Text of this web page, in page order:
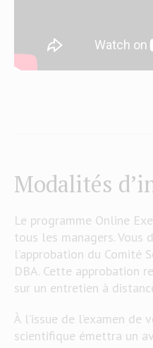
Modalités
Le programme Online
tous les managers. Vous
l’approbation du Comité
DBA. Cette approbation
sur un entretien à
À l’issue de l’examen
scientifique émettra un